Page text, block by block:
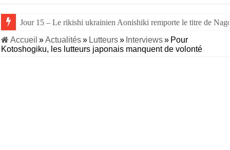
Jour 15 – Le rikishi ukrainien Aonishiki remporte le titre de
Accueil »Actualités» Lutteurs» Interviews» Pour
Kotoshogiku, les lutteurs japonais manquent de volonté